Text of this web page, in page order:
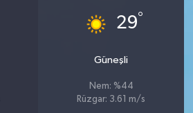
29°
Güneşli
Nem: %44
Rüzgar: 3.61 m/s